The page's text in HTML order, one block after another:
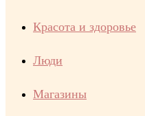
Красота и здоровье
Люди
Магазины